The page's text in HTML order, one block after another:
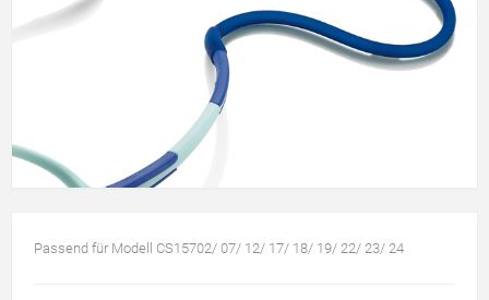
Passend für Modell CS15702/ 07/ 12/ 17/ 18/ 19/ 22/ 23/ 24